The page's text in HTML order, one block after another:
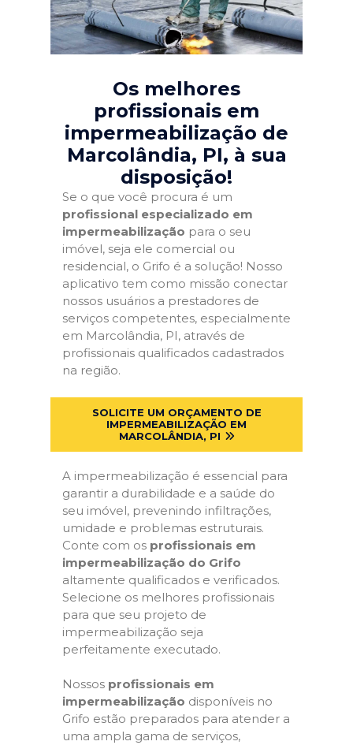
Os melhores
profissionais em
impermeabilização de
Marcolândia, PI, à sua
disposição!
Se o que você procura é um
profissional especializado em
impermeabilização para o seu
imóvel, seja ele comercial ou
residencial, o Grifo é a solução! Nosso
aplicativo tem como missão conectar
nossos usuários a prestadores de
serviços competentes, especialmente
em Marcolândia, PI, através de
profissionais qualificados cadastrados
na região.
SOLICITE UM ORÇAMENTO DE
IMPERMEABILIZAÇÃO EM
MARCOLÂNDIA, PI
A impermeabilização é essencial para
garantir a durabilidade e a saúde do
seu imóvel, prevenindo infiltrações,
umidade e problemas estruturais.
Conte com os profissionais em
impermeabilização do Grifo
altamente qualificados e verificados.
Selecione os melhores profissionais
para que seu projeto de
impermeabilização seja
perfeitamente executado.
Nossos profissionais em
impermeabilização disponíveis no
Grifo estão preparados para atender a
uma ampla gama de serviços,